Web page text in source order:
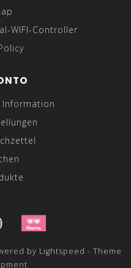
WIFI-Controller
by Lightspeed - Theme